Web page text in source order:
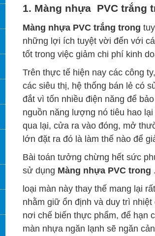
1. Màng nhựa PVC trắng
Màng nhựa PVC trắng trong
những lợi ích tuyệt vời đến với
tốt trong việc giảm chi phí kinh
Trên thực tế hiện nay các công
các siêu thị, hệ thống bán lẻ có
đắt vì tốn nhiều điện năng để
nguồn năng lượng nó tiêu hao
qua lại, cửa ra vào đóng, mở
lớn đặt ra đó là làm thế nào để
Bài toán tưởng chừng hết sức
sử dụng Màng nhựa PVC trong
loại màn này thay thế mang lại
nhằm giữ ổn định và duy trì
nơi chế biến thực phẩm, để hạn
màn nhựa ngăn lạnh sẽ ngăn